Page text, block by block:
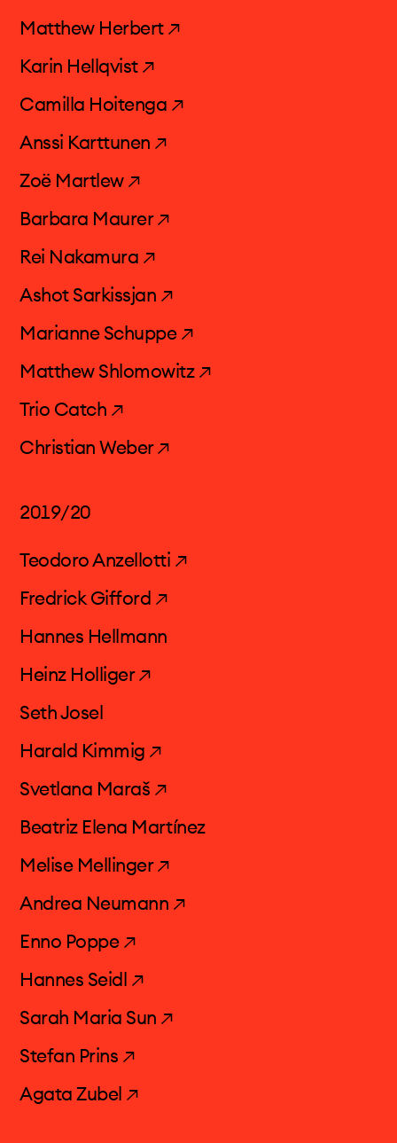
Matthew Herbert ↗
Karin Hellqvist ↗
Camilla Hoitenga ↗
Anssi Karttunen ↗
Zoë Martlew ↗
Barbara Maurer ↗
Rei Nakamura ↗
Ashot Sarkissjan ↗
Marianne Schuppe ↗
Matthew Shlomowitz ↗
Trio Catch ↗
Christian Weber ↗
2019/20
Teodoro Anzellotti ↗
Fredrick Gifford ↗
Hannes Hellmann
Heinz Holliger ↗
Seth Josel
Harald Kimmig ↗
Svetlana Maraš ↗
Beatriz Elena Martínez
Melise Mellinger ↗
Andrea Neumann ↗
Enno Poppe ↗
Hannes Seidl ↗
Sarah Maria Sun ↗
Stefan Prins ↗
Agata Zubel ↗